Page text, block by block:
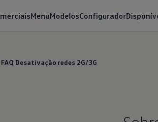
MenuModelosConfigurador
FAQ Desativação redes 2G/3G